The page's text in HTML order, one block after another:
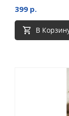
399 р.
В